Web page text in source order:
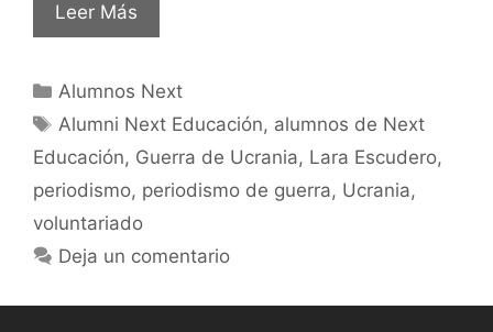
Leer Más
Alumnos Next
Alumni Next Educación, alumnos de Next
Educación, Guerra de Ucrania, Lara Escudero,
periodismo, periodismo de guerra, Ucrania,
voluntariado
Deja un comentario